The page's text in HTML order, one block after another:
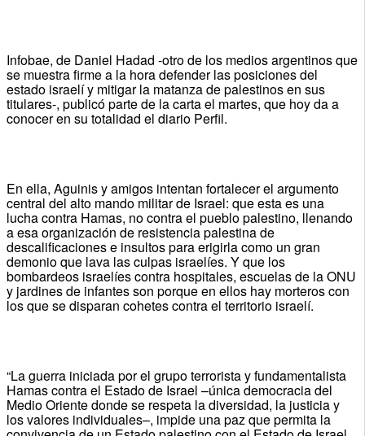
Infobae, de Daniel Hadad -otro de los medios argentinos que
se muestra firme a la hora defender las posiciones del
estado israelí y mitigar la matanza de palestinos en sus
titulares-, publicó parte de la carta el martes, que hoy da a
conocer en su totalidad el diario Perfil.
En ella, Aguinis y amigos intentan fortalecer el argumento
central del alto mando militar de Israel: que esta es una
lucha contra Hamas, no contra el pueblo palestino, llenando
a esa organización de resistencia palestina de
descalificaciones e insultos para erigirla como un gran
demonio que lava las culpas israelíes. Y que los
bombardeos israelíes contra hospitales, escuelas de la ONU
y jardines de infantes son porque en ellos hay morteros con
los que se disparan cohetes contra el territorio israelí.
“La guerra iniciada por el grupo terrorista y fundamentalista
Hamas contra el Estado de Israel –única democracia del
Medio Oriente donde se respeta la diversidad, la justicia y
los valores individuales–, impide una paz que permita la